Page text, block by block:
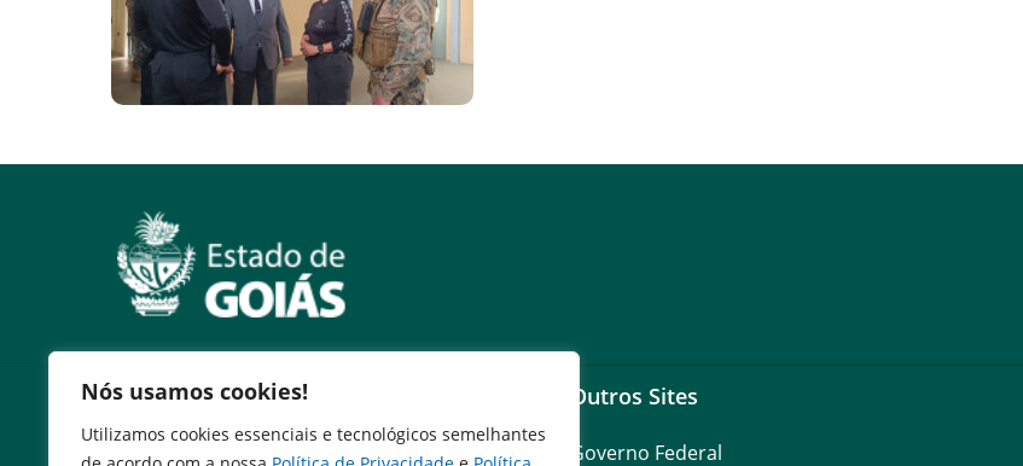
Nós usamos cookies!
Utilizamos cookies essenciais e tecnológicos semelhantes
Serviços
Expresso Goiás
Outros Sites
Governo Federal